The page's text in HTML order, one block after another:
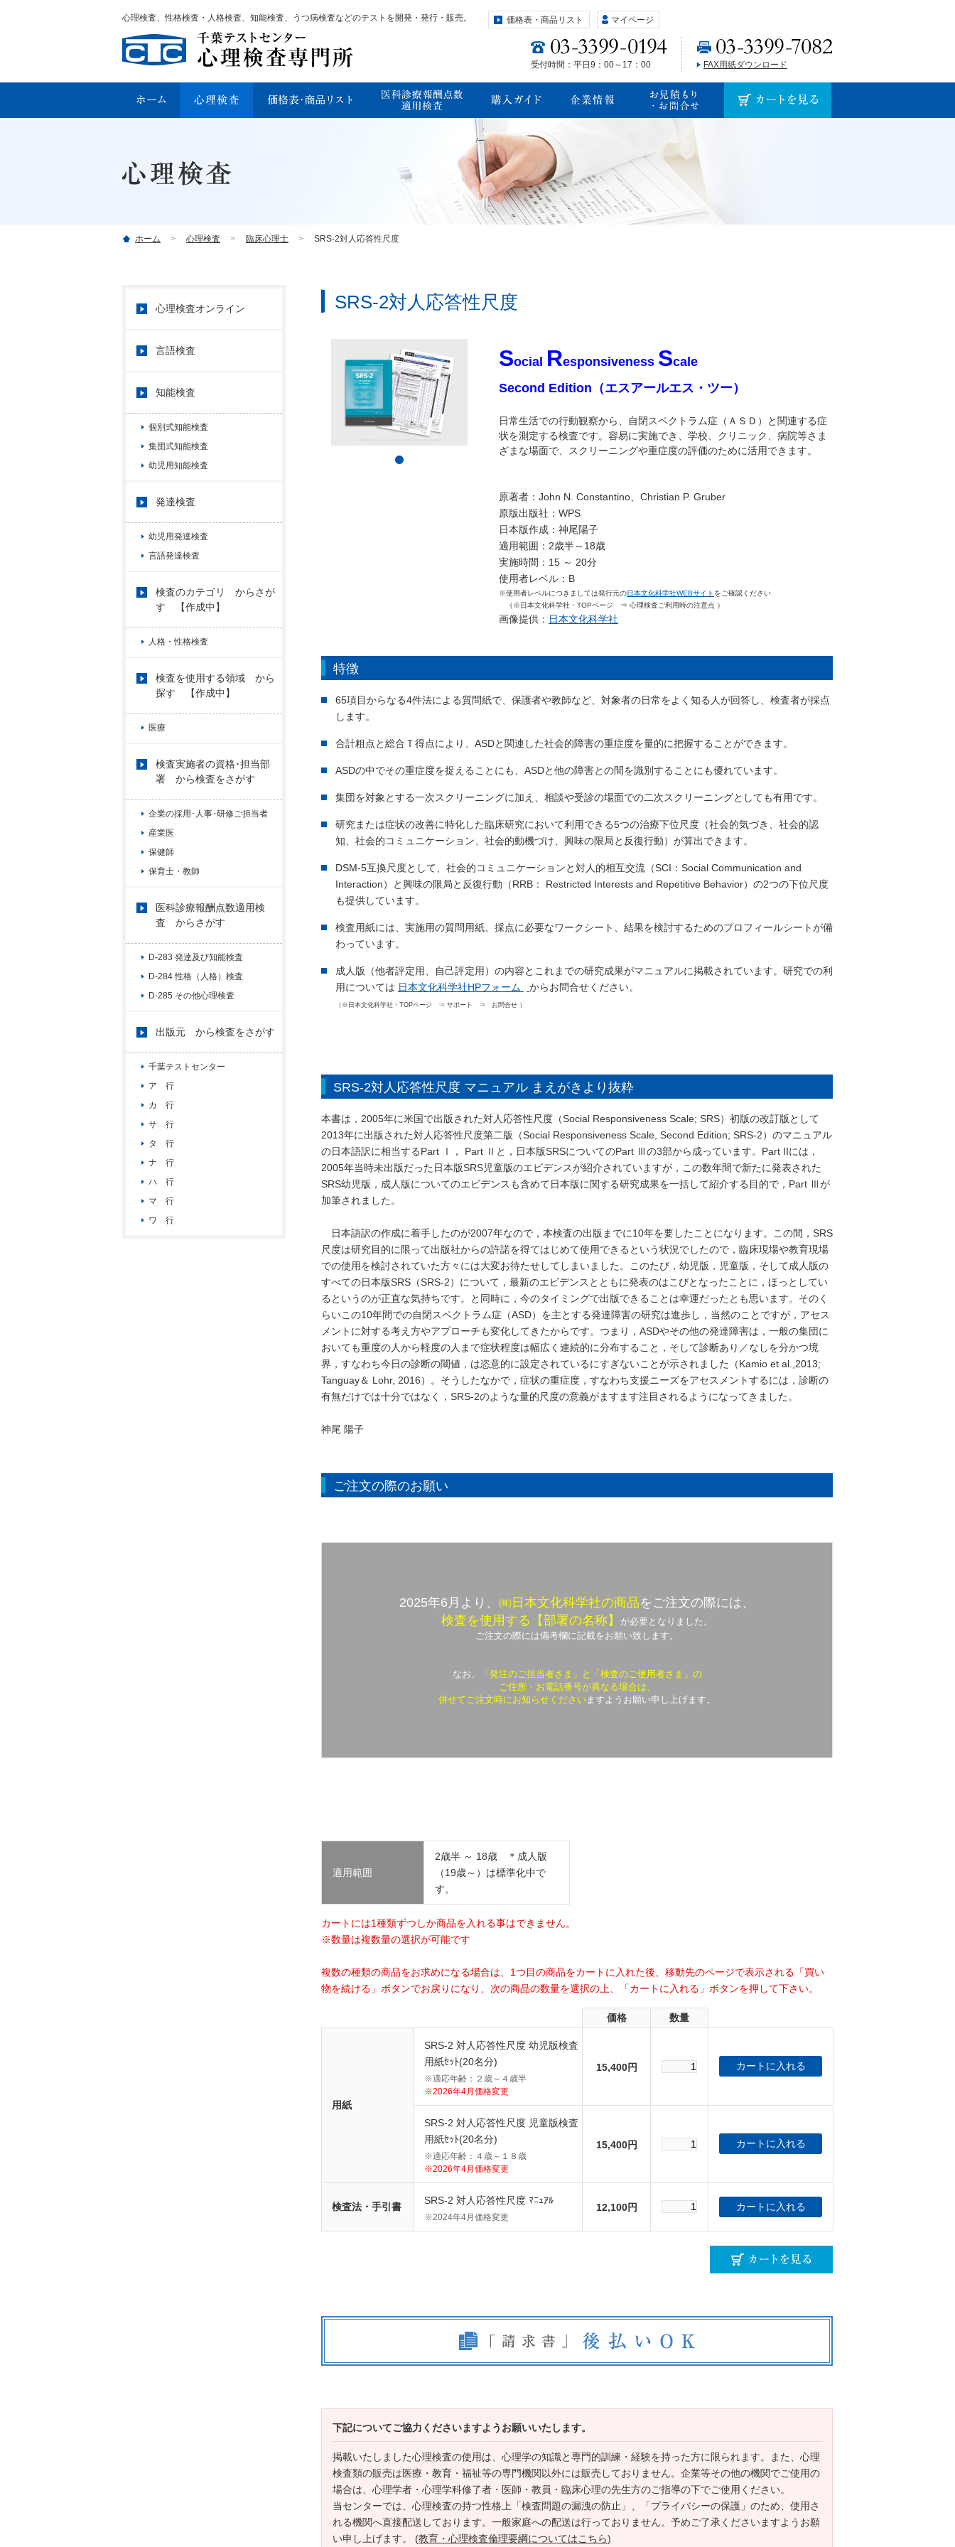
心理検査、性格検査・人格検査、知能検査、うつ病検査などのテストを開発・発行・販売。 価格表・商品リスト マイページ
受付時間：平日9：00～17：00 FAX用紙ダウンロード
ホーム 心理検査 臨床心理士 SRS-2対人応答性尺度
SRS-2対人応答性尺度
Social Responsiveness Scale
Second Edition （エスアールエス・ツー）
日常生活での行動観察から、自閉スペクトラム症（ＡＳＤ）と関連する症
状を測定する検査です。容易に実施でき、学校、クリニック、病院等さま
ざまな場面で、スクリーニングや重症度の評価のために活用できます。
原著者：John N. Constantino、Christian P. Gruber
原版出版社：WPS
日本版作成：神尾陽子
適用範囲：2歳半～18歳
実施時間：15 ～ 20分
使用者レベル：B
※使用者レベルにつきましては発行元の日本文化科学社WEBサイト をご確認ください
（※日本文化科学社・TOPページ ⇒ 心理検査ご利用時の注意点 ）
画像提供： 日本文化科学社
特徴
65項目からなる4件法による質問紙で、保護者や教師など、対象者の日常をよく知る人が回答し、検査者が採点
します。
合計粗点と総合Ｔ得点により、ASDと関連した社会的障害の重症度を量的に把握することができます。
ASDの中でその重症度を捉えることにも、ASDと他の障害との間を識別することにも優れています。
集団を対象とする一次スクリーニングに加え、相談や受診の場面での二次スクリーニングとしても有用です。
研究または症状の改善に特化した臨床研究において利用できる5つの治療下位尺度（社会的気づき、社会的認
知、社会的コミュニケーション、社会的動機づけ、興味の限局と反復行動）が算出できます。
DSM-5互換尺度として、社会的コミュニケーションと対人的相互交流（SCI：Social Communication and
Interaction）と興味の限局と反復行動（RRB： Restricted Interests and Repetitive Behavior）の2つの下位尺度
も提供しています。
検査用紙には、実施用の質問用紙、採点に必要なワークシート、結果を検討するためのプロフィールシートが備
わっています。
成人版（他者評定用、自己評定用）の内容とこれまでの研究成果がマニュアルに掲載されています。研究での利
用については 日本文化科学社HPフォーム からお問合せください。
（※日本文化科学社・TOPページ ⇒ サポート ⇒ お問合せ ）
SRS-2対人応答性尺度 マニュアル まえがきより抜粋
本書は，2005年に米国で出版された対人応答性尺度（Social Responsiveness Scale; SRS）初版の改訂版として
2013年に出版された対人応答性尺度第二版（Social Responsiveness Scale, Second Edition; SRS-2）のマニュアル
の日本語訳に相当するPart Ⅰ， Part Ⅱと，日本版SRSについてのPart Ⅲの3部から成っています。Part IIには，
2005年当時未出版だった日本版SRS児童版のエビデンスが紹介されていますが，この数年間で新たに発表された
SRS幼児版，成人版についてのエビデンスも含めて日本版に関する研究成果を一括して紹介する目的で，Part Ⅲが
加筆されました。
日本語訳の作成に着手したのが2007年なので，本検査の出版までに10年を要したことになります。この間，SRS
尺度は研究目的に限って出版社からの許諾を得てはじめて使用できるという状況でしたので，臨床現場や教育現場
での使用を検討されていた方々には大変お待たせしてしまいました。このたび，幼児版，児童版，そして成人版の
すべての日本版SRS（SRS-2）について，最新のエビデンスとともに発表のはこびとなったことに，ほっとしてい
るというのが正直な気持ちです。と同時に，今のタイミングで出版できることは幸運だったとも思います。そのく
らいこの10年間での自閉スペクトラム症（ASD）を主とする発達障害の研究は進歩し，当然のことですが，アセス
メントに対する考え方やアプローチも変化してきたからです。つまり，ASDやその他の発達障害は，一般の集団に
おいても重度の人から軽度の人まで症状程度は幅広く連続的に分布すること，そして診断あり／なしを分かつ境
界，すなわち今日の診断の閾値，は恣意的に設定されているにすぎないことが示されました（Kamio et al.,2013;
Tanguay＆ Lohr, 2016）。そうしたなかで，症状の重症度，すなわち支援ニーズをアセスメントするには，診断の
有無だけでは十分ではなく，SRS-2のような量的尺度の意義がますます注目されるようになってきました。
神尾 陽子
ご注文の際のお願い
2025年6月より、 ㈱日本文化科学社の商品をご注文の際には、
検査を使用する 【部署の名称】
が必要となりました。
ご注文の際には備考欄に記載をお願い致します。
なお、
「発注のご担当者さま」と「検査のご使用者さま」の
ご住所・お電話番号が異なる場合は、
併せてご注文時にお知らせくださいますようお願い申し上げます。
適用範囲
2歳半 ～ 18歳 ＊成人版
（19歳～）は標準化中で
す。
カートには1種類ずつしか商品を入れる事はできません。
※数量は複数量の選択が可能です
複数の種類の商品をお求めになる場合は、1つ目の商品をカートに入れた後、移動先のページで表示される「買い
物を続ける」ボタンでお戻りになり、次の商品の数量を選択の上、「カートに入れる」ボタンを押して下さい。
価格 数量
用紙
SRS-2 対人応答性尺度 幼児版検査
用紙ｾｯﾄ(20名分)
※適応年齢：２歳～４歳半
※2026年4月価格変更
15,400円
SRS-2 対人応答性尺度 児童版検査
用紙ｾｯﾄ(20名分)
※適応年齢：４歳～１８歳
※2026年4月価格変更
15,400円
検査法・手引書
SRS-2 対人応答性尺度 ﾏﾆｭｱﾙ
※2024年4月価格変更
12,100円
下記についてご協力くださいますようお願いいたします。
掲載いたしました心理検査の使用は、心理学の知識と専門的訓練・経験を持った方に限られます。また、心理
検査類の販売は医療・教育・福祉等の専門機関以外には販売しておりません。企業等その他の機関でご使用の
場合は、心理学者・心理学科修了者・医師・教員・臨床心理の先生方のご指導の下でご使用ください。
当センターでは、心理検査の持つ性格上「検査問題の漏洩の防止」、「プライバシーの保護」のため、使用さ
れる機関へ直接配送しております。一般家庭への配送は行っておりません。予めご了承くださいますようお願
い申し上げます。 (教育・心理検査倫理要綱についてはこちら)
心理検査オンライン
言語検査
知能検査
個別式知能検査
集団式知能検査
幼児用知能検査
発達検査
幼児用発達検査
言語発達検査
検査のカテゴリ からさが
す 【作成中】
人格・性格検査
検査を使用する領域 から
探す 【作成中】
医療
検査実施者の資格･担当部
署 から検査をさがす
企業の採用･人事･研修ご担当者
産業医
保健師
保育士・教師
医科診療報酬点数適用検
査 からさがす
D-283 発達及び知能検査
D-284 性格（人格）検査
D-285 その他心理検査
出版元 から検査をさがす
千葉テストセンター
ア 行
カ 行
サ 行
タ 行
ナ 行
ハ 行
マ 行
ワ 行